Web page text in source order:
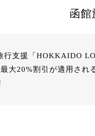
函館
行支援「HOKKAIDO
大20%割引が適用さ